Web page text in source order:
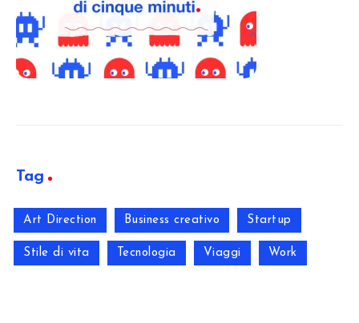
Tag
Art Direction Business creativo Startup
Stile di vita Tecnologia Viaggi Work